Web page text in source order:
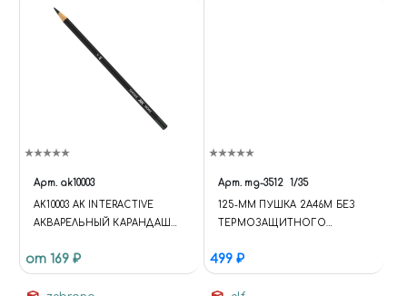
Арт. ak10003
AK10003 AK INTERACTIVE
АКВАРЕЛЬНЫЙ КАРАНДАШ
SMOKE
от 169 ₽
Арт. mg-3512 1/35
125-ММ ПУШКА 2А46М БЕЗ
ТЕРМОЗАЩИТНОГО
499 ₽